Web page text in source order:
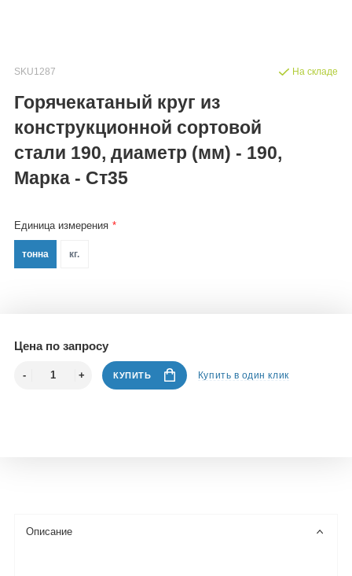
SKU1287
Горячекатаный круг из
конструкционной сортовой
стали 190, диаметр (мм) - 190,
Марка - Ст35
На складе
Единица измерения
тонна кг.
Цена по запросу
КУПИТЬ Купить в один клик
Описание